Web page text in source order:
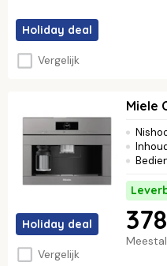
Holiday deal
Vergelijk
Holiday deal
Vergelijk
Miele
Meestal